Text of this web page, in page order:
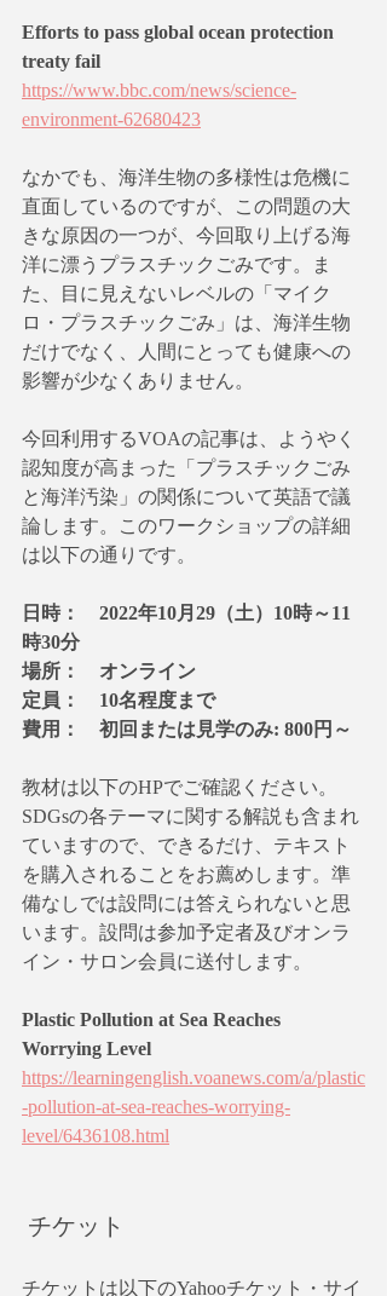
Efforts to pass global ocean protection
treaty fail
https://www.bbc.com/news/science-
environment-62680423
なかでも、海洋生物の多様性は危機に
直面しているのですが、この問題の大
きな原因の一つが、今回取り上げる海
洋に漂うプラスチックごみです。ま
た、目に見えないレベルの「マイク
ロ・プラスチックごみ」は、海洋生物
だけでなく、人間にとっても健康への
影響が少なくありません。
今回利用するVOAの記事は、ようやく
認知度が高まった「プラスチックごみ
と海洋汚染」の関係について英語で議
論します。このワークショップの詳細
は以下の通りです。
日時：　2022年10月29（土）10時～11
時30分
場所：　オンライン
定員：　10名程度まで
費用：　初回または見学のみ: 800円～
教材は以下のHPでご確認ください。
SDGsの各テーマに関する解説も含まれ
ていますので、できるだけ、テキスト
を購入されることをお薦めします。準
備なしでは設問には答えられないと思
います。設問は参加予定者及びオンラ
イン・サロン会員に送付します。
Plastic Pollution at Sea Reaches
Worrying Level
https://learningenglish.voanews.com/a/plastic
-pollution-at-sea-reaches-worrying-
level/6436108.html
チケット
チケットは以下のYahooチケット・サイ